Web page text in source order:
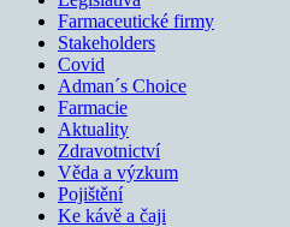
Farmaceutické firmy
Stakeholders
Covid
Adman´s Choice
Farmacie
Aktuality
Zdravotnictví
Věda a výzkum
Pojištění
Ke kávě a čaji